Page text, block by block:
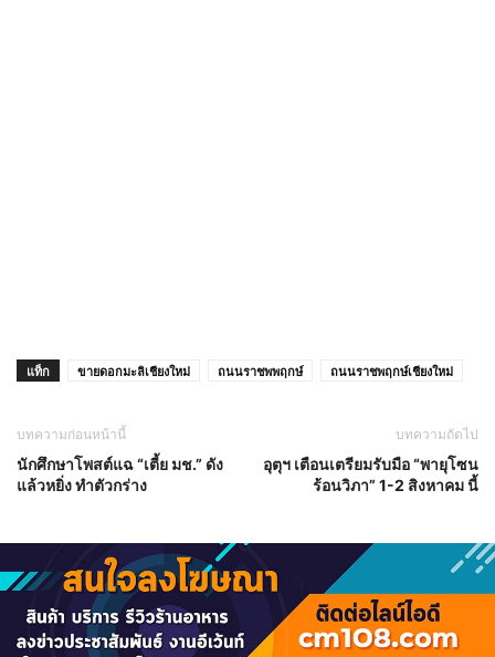
แท็ก ขายดอกมะลิเชียงใหม่ ถนนราชพพฤกษ์ ถนนราชพฤกษ์เชียงใหม่
บทความก่อนหน้านี้
นักศึกษาโพสต์แฉ “เตี้ย มช.” ดัง
แล้วหยิ่ง ทำตัวกร่าง
บทความถัดไป
อุตุฯ เตือนเตรียมรับมือ “พายุโซน
ร้อนวิภา” 1-2 สิงหาคม นี้